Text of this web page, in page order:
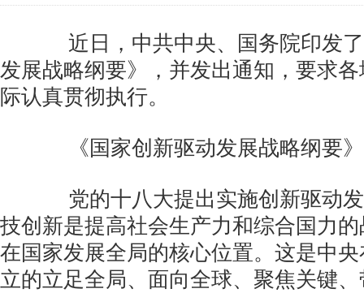
近日，中共中央、国务院印发了
发展战略纲要》，并发出通知，要求
际认真贯彻执行。
《国家创新驱动发展战略纲要》
党的十八大提出实施创新驱动发
技创新是提高社会生产力和综合国力
在国家发展全局的核心位置。这是中
立的立足全局、面向全球、聚焦关键